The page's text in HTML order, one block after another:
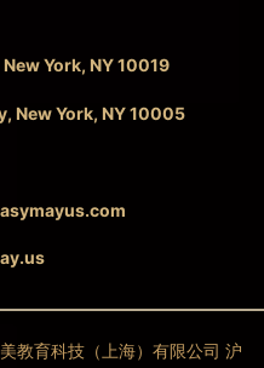
York, NY 10019
New York, NY 10005
教育科技（上海）有限公司 沪